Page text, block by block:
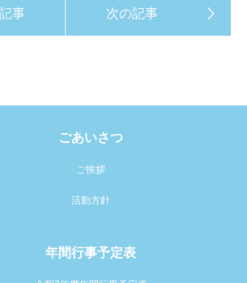
ごあいさつ
ご挨拶
活動方針
年間行事予定表